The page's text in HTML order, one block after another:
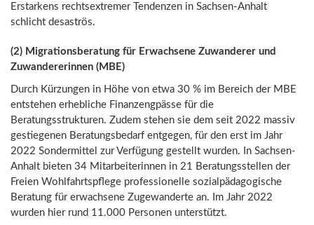
Erstarkens rechtsextremer Tendenzen in Sachsen-Anhalt
schlicht desaströs.
(2) Migrationsberatung für Erwachsene Zuwanderer und
Zuwandererinnen (MBE)
Durch Kürzungen in Höhe von etwa 30 % im Bereich der MBE
entstehen erhebliche Finanzengpässe für die
Beratungsstrukturen. Zudem stehen sie dem seit 2022 massiv
gestiegenen Beratungsbedarf entgegen, für den erst im Jahr
2022 Sondermittel zur Verfügung gestellt wurden. In Sachsen-
Anhalt bieten 34 Mitarbeiterinnen in 21 Beratungsstellen der
Freien Wohlfahrtspflege professionelle sozialpädagogische
Beratung für erwachsene Zugewanderte an. Im Jahr 2022
wurden hier rund 11.000 Personen unterstützt.